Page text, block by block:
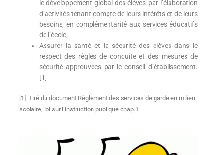
le développement global des élèves par l’élaboration
d’activités tenant compte de leurs intérêts et de leurs
besoins, en complémentarité aux services éducatifs
de l’école;
Assurer la santé et la sécurité des élèves dans le
respect des règles de conduite et des mesures de
sécurité approuvées par le conseil d’établissement.
[1]
[1] Tiré du document Règlement des services de garde en milieu
scolaire, loi sur l’instruction publique chap.1